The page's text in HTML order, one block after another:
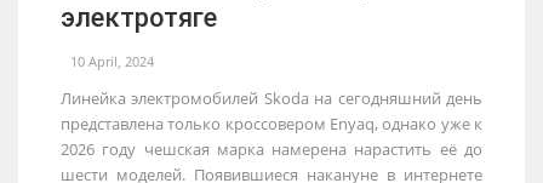
электротяге
10 April, 2024
Линейка электромобилей Skoda на сегодняшний день
представлена только кроссовером Enyaq, однако уже к
2026 году чешская марка намерена нарастить её до
шести моделей. Появившиеся накануне в интернете